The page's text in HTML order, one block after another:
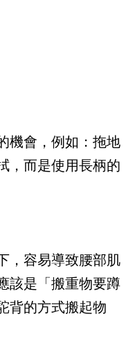
機會，例如：拖地
，而是使用長柄的
，容易導致腰部肌
該是「搬重物要蹲
背的方式搬起物